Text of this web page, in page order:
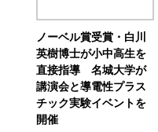
ノーベル賞受賞・白川
英樹博士が小中高生を
直接指導 名城大学が
講演会と導電性プラス
チック実験イベントを
開催